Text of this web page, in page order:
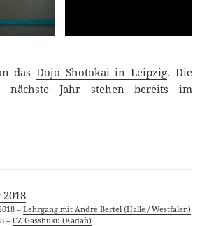
das Dojo Shotokai in Leipzig. Die
nächste Jahr stehen bereits im
–Lehrgang mit André Bertel (Halle / Westfalen)
–CZ Gasshuku (Kadaň)